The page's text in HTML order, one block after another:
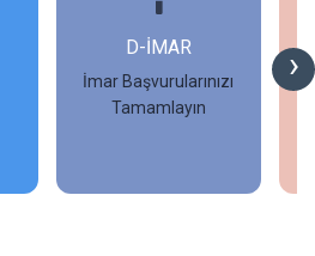
›
D-İMAR
İmar Başvurularınızı
Tamamlayın